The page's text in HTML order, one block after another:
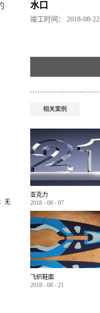
无
水口
竣工时间： 2018-08-22
相关案例
亚克力
2018 - 08 - 07
飞织鞋面
2018 - 08 - 21